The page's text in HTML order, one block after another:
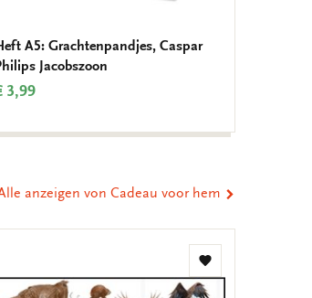
A5: Grachtenpandjes, Caspar
Jacobszoon
3,99
anzeigen von Cadeau voor hem
Zur
Wunschliste